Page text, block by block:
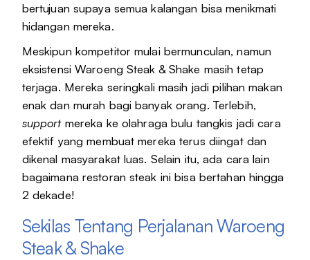
bertujuan supaya semua kalangan bisa menikmati
hidangan mereka.
Meskipun kompetitor mulai bermunculan, namun
eksistensi Waroeng Steak & Shake masih tetap
terjaga. Mereka seringkali masih jadi pilihan makan
enak dan murah bagi banyak orang. Terlebih,
support mereka ke olahraga bulu tangkis jadi cara
efektif yang membuat mereka terus diingat dan
dikenal masyarakat luas. Selain itu, ada cara lain
bagaimana restoran steak ini bisa bertahan hingga
2 dekade!
Sekilas Tentang Perjalanan Waroeng
Steak & Shake